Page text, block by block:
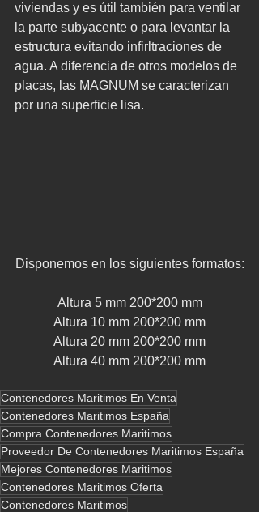
viviendas y es útil también para ventilar
la parte subyacente o para levantar la
estructura evitando infirltraciones de
agua. A diferencia de otros modelos de
placas, las MAGNUM se caracterizan
por una superficie lisa.
​Disponemos en los siguientes formatos:
Altura 5 mm 200*200 mm
Altura 10 mm 200*200 mm
Altura 20 mm 200*200 mm
Altura 40 mm 200*200 mm
Contenedores Maritimos En Venta
Contenedores Maritimos España
Compra Contenedores Maritimos
Proveedor De Contenedores Maritimos España
Mejores Contenedores Maritimos
Contenedores Maritimos Oferta
Contenedores Maritimos